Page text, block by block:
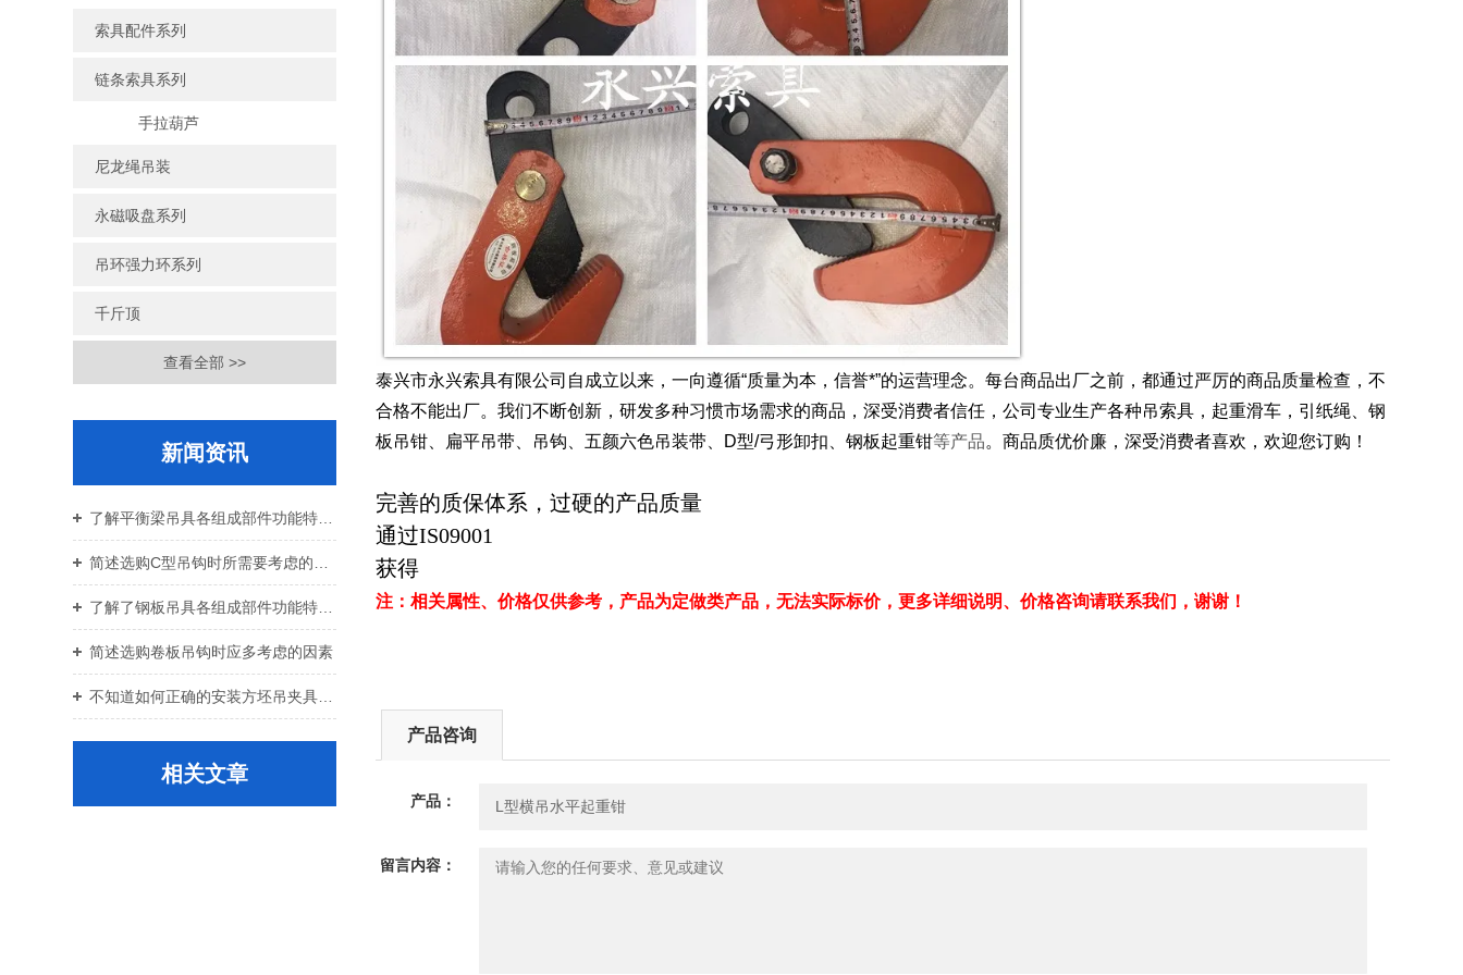
索具配件系列
链条索具系列
手拉葫芦
尼龙绳吊装
永磁吸盘系列
吊环强力环系列
千斤顶
查看全部 >>
新闻资讯
简述选购卷板吊钩时应多考虑的因素
相关文章
泰兴市永兴索具有限公司自成立以来，一向遵循“质量为本，信誉*”的运营理念。每台商品出厂之前，都通过严厉的商品质量检查，不
合格不能出厂。我们不断创新，研发多种习惯市场需求的商品，深受消费者信任，公司专业生产各种吊索具，起重滑车，引纸绳、钢
板吊钳、扁平吊带、吊钩、五颜六色吊装带、D型/弓形卸扣、钢板起重钳等产品。商品质优价廉，深受消费者喜欢，欢迎您订购！
完善的质保体系，过硬的产品质量
通过IS09001
获得
注：相关属性、价格仅供参考，产品为定做类产品，无法实际标价，更多详细说明、价格咨询请联系我们，谢谢！
产品咨询
产品：
留言内容：